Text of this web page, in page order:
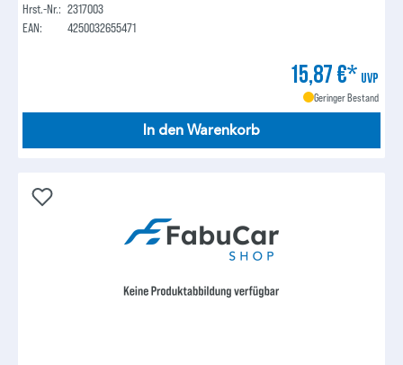
Hrst.-Nr.: 2317003
EAN:
4250032655471
15,87 €* UVP
Geringer Bestand
In den Warenkorb